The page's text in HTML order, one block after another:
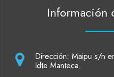
Información
Dirección: Maipu s/n
Idte Manteca.